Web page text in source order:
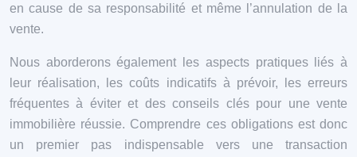
en cause de sa responsabilité et même l’annulation de la
vente.
Nous aborderons également les aspects pratiques liés à
leur réalisation, les coûts indicatifs à prévoir, les erreurs
fréquentes à éviter et des conseils clés pour une vente
immobilière réussie. Comprendre ces obligations est donc
un premier pas indispensable vers une transaction